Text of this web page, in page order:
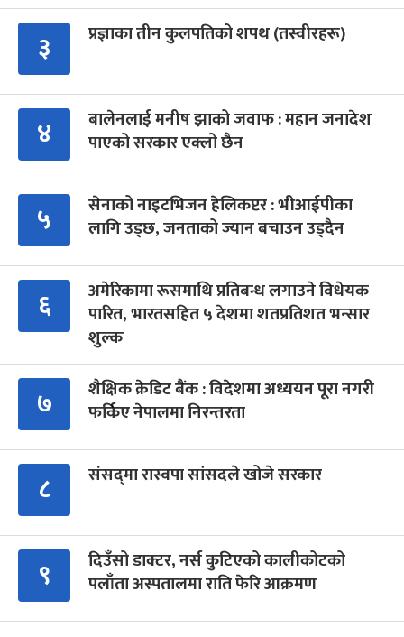
३ प्रज्ञाका तीन कुलपतिको शपथ (तस्वीरहरू)
४
बालेनलाई मनीष झाको जवाफ : महान जनादेश
पाएको सरकार एक्लो छैन
५
सेनाको नाइटभिजन हेलिकप्टर : भीआईपीका
लागि उड्छ, जनताको ज्यान बचाउन उड्दैन
६
अमेरिकामा रूसमाथि प्रतिबन्ध लगाउने विधेयक
पारित, भारतसहित ५ देशमा शतप्रतिशत भन्सार
शुल्क
७
शैक्षिक क्रेडिट बैंक : विदेशमा अध्ययन पूरा नगरी
फर्किए नेपालमा निरन्तरता
८ संसद्‍मा रास्वपा सांसदले खोजे सरकार
९
दिउँसो डाक्टर, नर्स कुटिएको कालीकोटको
पलाँता अस्पतालमा राति फेरि आक्रमण